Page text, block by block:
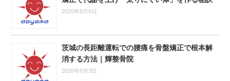
2026年8月6日
茨城の長距離運転での腰痛を骨盤矯正で根本解
消する方法｜輝整骨院
2026年8月3日